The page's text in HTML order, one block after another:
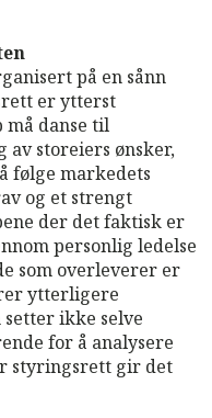
på en sånn
er ytterst
må danse til
av storeiers ønsker,
følge markedets
og et strengt
der det faktisk er
personlig ledelse
som overleverer er
ytterligere
ikke selve
for å analysere
styringsrett gir det